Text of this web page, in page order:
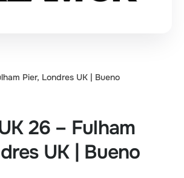
Pier, Londres UK | Bueno
26 – Fulham
UK | Bueno